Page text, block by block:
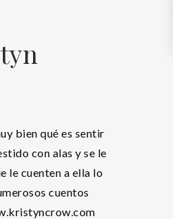
bien qué es sentir
con alas y se le
le cuenten a ella lo
cuentos